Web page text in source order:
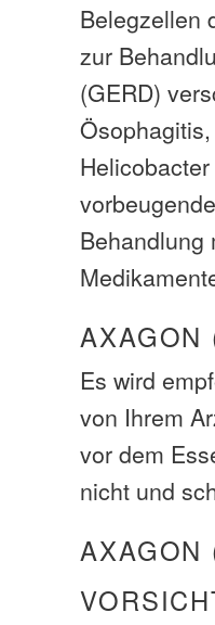
Belegzellen
zur
(GERD)
Behandlung
AXAGON
Es wird
von Ihrem
vor dem
nicht und
AXAGON